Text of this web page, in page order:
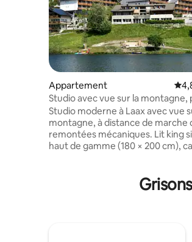
Appartement
Studio avec vue sur la montagne,
et sauna - Laax
Studio moderne à Laax avec vue
montagne, à distance de marche
remontées mécaniques. Lit king
haut de gamme (180 × 200 cm),
entièrement équipée (four,
cuisson, lave-vaisselle,